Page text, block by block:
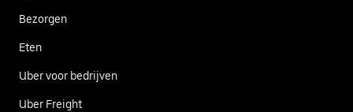
Bezorgen
Eten
Uber voor bedrijven
Uber Freight